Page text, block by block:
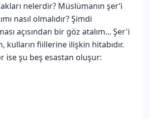
nelerdir? Müslümanın şer’i
nasıl olmalıdır? Şimdi
açısından bir göz atalım... Şer'i
kulların fiillerine ilişkin hitabıdır.
ise şu beş esastan oluşur: